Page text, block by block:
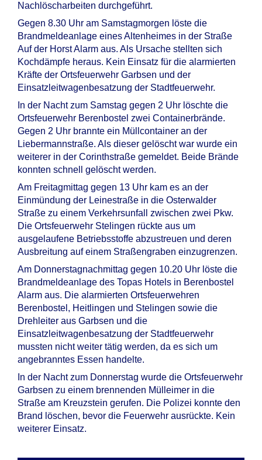
Nachlöscharbeiten durchgeführt.
Gegen 8.30 Uhr am Samstagmorgen löste die
Brandmeldeanlage eines Altenheimes in der Straße
Auf der Horst Alarm aus. Als Ursache stellten sich
Kochdämpfe heraus. Kein Einsatz für die alarmierten
Kräfte der Ortsfeuerwehr Garbsen und der
Einsatzleitwagenbesatzung der Stadtfeuerwehr.
In der Nacht zum Samstag gegen 2 Uhr löschte die
Ortsfeuerwehr Berenbostel zwei Containerbrände.
Gegen 2 Uhr brannte ein Müllcontainer an der
Liebermannstraße. Als dieser gelöscht war wurde ein
weiterer in der Corinthstraße gemeldet. Beide Brände
konnten schnell gelöscht werden.
Am Freitagmittag gegen 13 Uhr kam es an der
Einmündung der Leinestraße in die Osterwalder
Straße zu einem Verkehrsunfall zwischen zwei Pkw.
Die Ortsfeuerwehr Stelingen rückte aus um
ausgelaufene Betriebsstoffe abzustreuen und deren
Ausbreitung auf einem Straßengraben einzugrenzen.
Am Donnerstagnachmittag gegen 10.20 Uhr löste die
Brandmeldeanlage des Topas Hotels in Berenbostel
Alarm aus. Die alarmierten Ortsfeuerwehren
Berenbostel, Heitlingen und Stelingen sowie die
Drehleiter aus Garbsen und die
Einsatzleitwagenbesatzung der Stadtfeuerwehr
mussten nicht weiter tätig werden, da es sich um
angebranntes Essen handelte.
In der Nacht zum Donnerstag wurde die Ortsfeuerwehr
Garbsen zu einem brennenden Mülleimer in die
Straße am Kreuzstein gerufen. Die Polizei konnte den
Brand löschen, bevor die Feuerwehr ausrückte. Kein
weiterer Einsatz.